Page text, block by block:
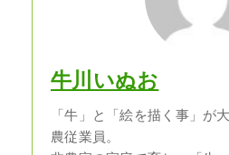
牛川いぬお
「牛」と「絵を描く事」が
農従業員。